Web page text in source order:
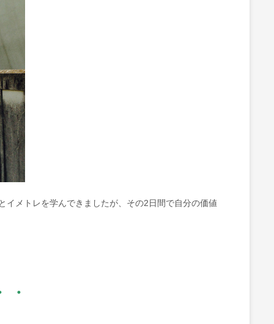
メトレを学んできましたが、その2日間で自分の価値